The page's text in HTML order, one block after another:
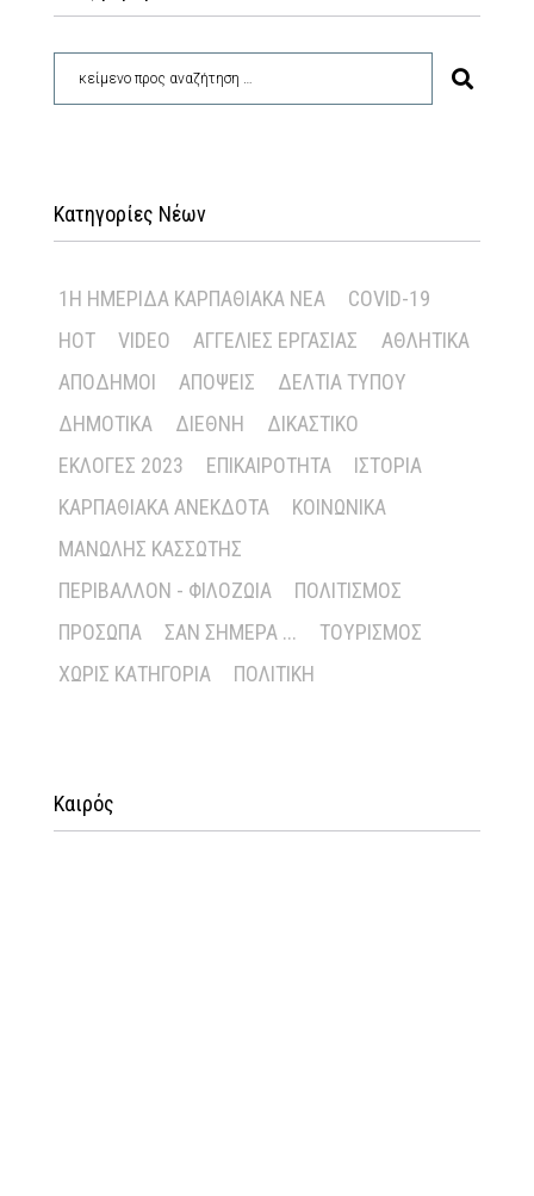
Κατηγορίες Νέων
1Η ΗΜΕΡΊΔΑ ΚΑΡΠΑΘΙΑΚΆ ΝΈΑ
COVID-19
HOT
VIDEO ΑΓΓΕΛΊΕΣ ΕΡΓΑΣΊΑΣ
ΑΘΛΗΤΙΚΆ
ΑΠΌΔΗΜΟΙ
ΑΠΌΨΕΙΣ
ΔΕΛΤΊΑ ΤΎΠΟΥ
ΔΗΜΟΤΙΚΆ
ΔΙΕΘΝΉ
ΔΙΚΑΣΤΙΚΌ
ΕΚΛΟΓΈΣ 2023
ΕΠΙΚΑΙΡΌΤΗΤΑ
ΙΣΤΟΡΊΑ
ΚΑΡΠΑΘΙΑΚΆ ΑΝΈΚΔΟΤΑ
ΚΟΙΝΩΝΙΚΆ
ΜΑΝΏΛΗΣ ΚΑΣΣΏΤΗΣ
ΠΕΡΙΒΆΛΛΟΝ - ΦΙΛΟΖΩΊΑ
ΠΟΛΙΤΙΣΜΌΣ
ΠΡΌΣΩΠΑ
ΣΑΝ ΣΉΜΕΡΑ ...
ΤΟΥΡΙΣΜΌΣ
ΧΩΡΊΣ ΚΑΤΗΓΟΡΊΑ
ΠΟΛΙΤΙΚΉ
Καιρός